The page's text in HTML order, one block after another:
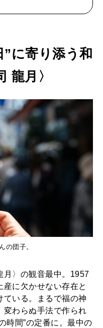
に寄り添う和
龍月〉
の団子。
月〉の観音最中。1957
に欠かせない存在と
ている。まるで福の神
変わらぬ手法で作られ
時間”の定番に。最中の